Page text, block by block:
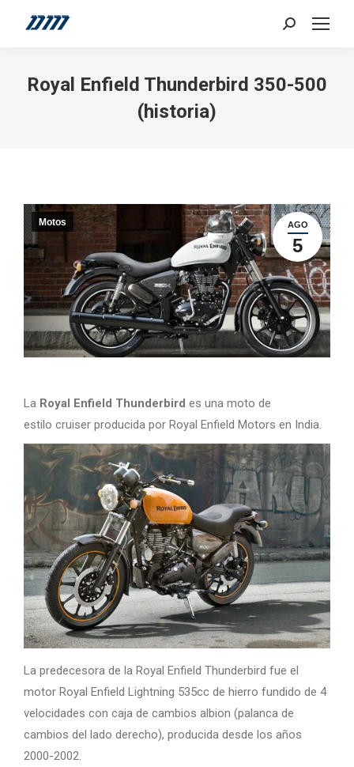
Search:
Royal Enfield Thunderbird 350-500
(historia)
AGO
5
Motos
La Royal Enfield Thunderbird es una moto de
estilo cruiser producida por Royal Enfield Motors en India.
La predecesora de la Royal Enfield Thunderbird fue el
motor Royal Enfield Lightning 535cc de hierro fundido de 4
velocidades con caja de cambios albion (palanca de
cambios del lado derecho), producida desde los años
2000-2002.